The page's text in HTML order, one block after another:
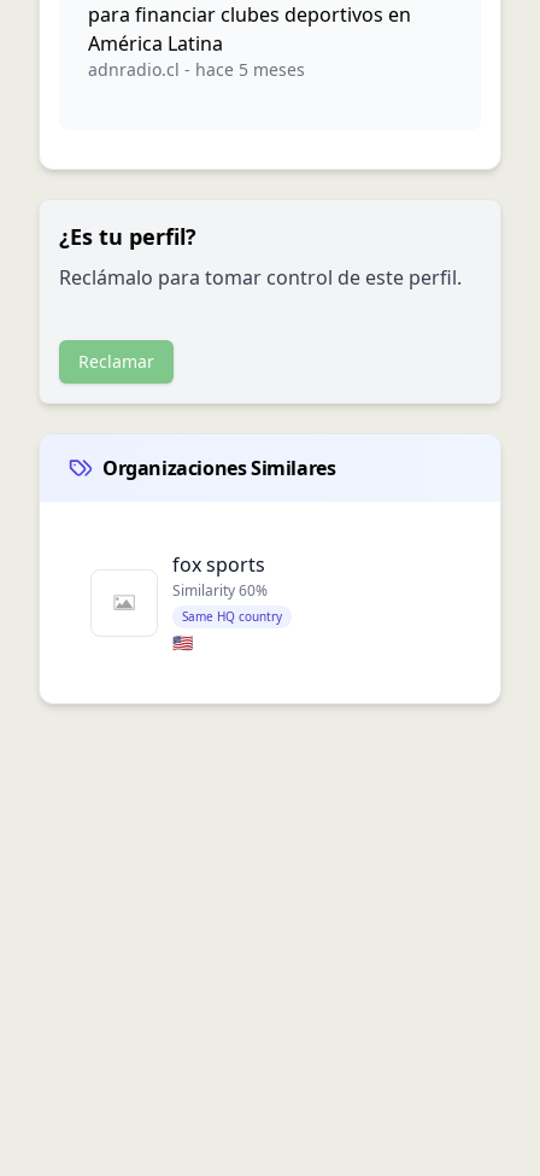
para financiar clubes deportivos en
América Latina
adnradio.cl - hace 5 meses
¿Es tu perfil?
Reclámalo para tomar control de este perfil.
Reclamar
Organizaciones Similares
fox sports
Similarity60%
Same HQ country
🇺🇸